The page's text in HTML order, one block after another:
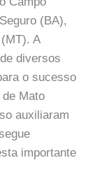
(BA),
A
diversos
o sucesso
Mato
auxiliaram
importante